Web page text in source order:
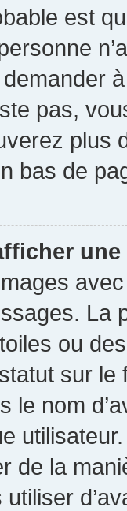
est
pas,
plus
bas de
La
ou
sur
le nom
utilisateur.
de la